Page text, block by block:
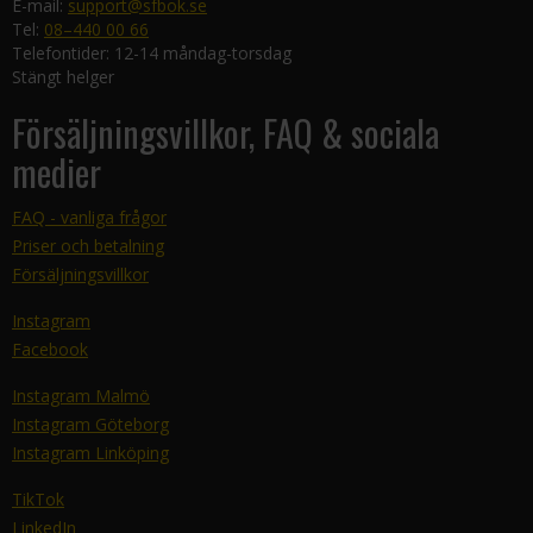
E-mail: support@sfbok.se
Tel: 08–440 00 66
Telefontider: 12-14 måndag-torsdag
Stängt helger
Försäljningsvillkor, FAQ & sociala
medier
FAQ - vanliga frågor
Priser och betalning
Försäljningsvillkor
Instagram
Facebook
Instagram Malmö
Instagram Göteborg
Instagram Linköping
TikTok
LinkedIn